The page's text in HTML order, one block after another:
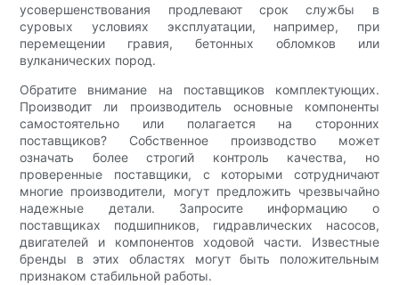
усовершенствования продлевают срок службы в
суровых условиях эксплуатации, например, при
перемещении гравия, бетонных обломков или
вулканических пород.
Обратите внимание на поставщиков комплектующих.
Производит ли производитель основные компоненты
самостоятельно или полагается на сторонних
поставщиков? Собственное производство может
означать более строгий контроль качества, но
проверенные поставщики, с которыми сотрудничают
многие производители, могут предложить чрезвычайно
надежные детали. Запросите информацию о
поставщиках подшипников, гидравлических насосов,
двигателей и компонентов ходовой части. Известные
бренды в этих областях могут быть положительным
признаком стабильной работы.